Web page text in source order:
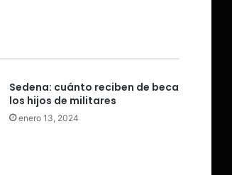
Sedena: cuánto reciben de beca
los hijos de militares
enero 13, 2024